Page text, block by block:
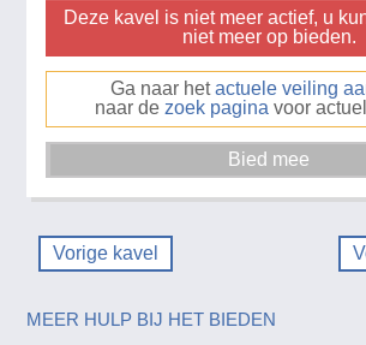
Deze kavel is niet meer actief, u
niet meer op bieden.
Ga naar hetactuele veiling
naar de zoek pagina voor
Vorige kavel
MEER HULP BIJ HET BIEDEN